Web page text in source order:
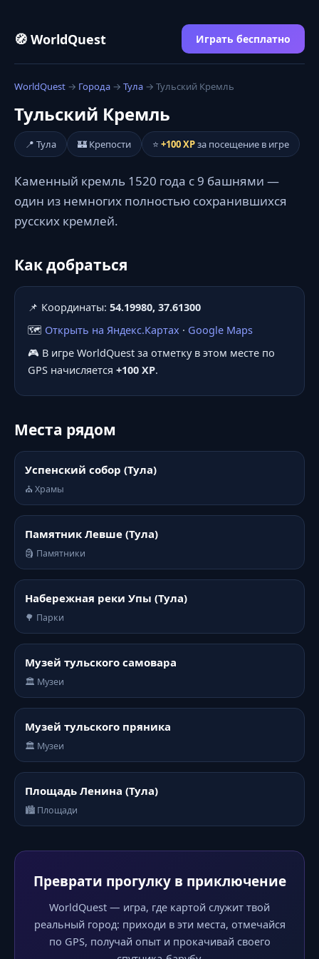
🧭 WorldQuest Играть бесплатно
WorldQuest → Города → Тула → Тульский Кремль
Тульский Кремль
📍 Тула 🏰 Крепости ⭐ +100 XPза посещение в игре
Каменный кремль 1520 года с 9 башнями —
один из немногих полностью сохранившихся
русских кремлей.
Как добраться
📌 Координаты: 54.19980, 37.61300
🗺️ Открыть на Яндекс.Картах · Google Maps
🎮 В игре WorldQuest за отметку в этом месте по
GPS начисляется +100 XP.
Места рядом
Успенский собор (Тула)
⛪ Храмы
Памятник Левше (Тула)
🗿 Памятники
Набережная реки Упы (Тула)
🌳 Парки
Музей тульского самовара
🏛️ Музеи
Музей тульского пряника
🏛️ Музеи
Площадь Ленина (Тула)
🏙️ Площади
Преврати прогулку в приключение
WorldQuest — игра, где картой служит твой
реальный город: приходи в эти места, отмечайся
по GPS, получай опыт и прокачивай своего